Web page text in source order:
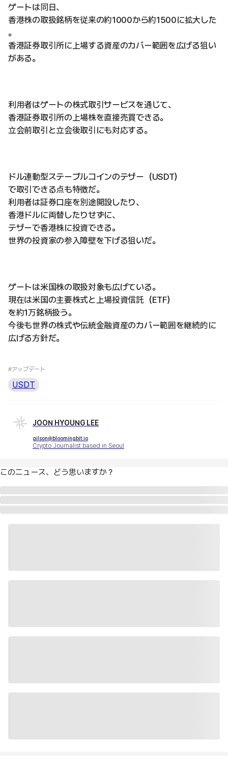
ゲートは同日、
香港株の取扱銘柄を従来の約1000から約1500に拡大した
。
香港証券取引所に上場する資産のカバー範囲を広げる狙い
がある。
利用者はゲートの株式取引サービスを通じて、
香港証券取引所の上場株を直接売買できる。
立会前取引と立会後取引にも対応する。
ドル連動型ステーブルコインのテザー（USDT）
で取引できる点も特徴だ。
利用者は証券口座を別途開設したり、
香港ドルに両替したりせずに、
テザーで香港株に投資できる。
世界の投資家の参入障壁を下げる狙いだ。
ゲートは米国株の取扱対象も広げている。
現在は米国の主要株式と上場投資信託（ETF）
を約1万銘柄扱う。
今後も世界の株式や伝統金融資産のカバー範囲を継続的に
広げる方針だ。
#アップデート
USDT
JOON HYOUNG LEE
gilson@bloomingbit.io
Crypto Journalist based in Seoul
このニュース、どう思いますか？